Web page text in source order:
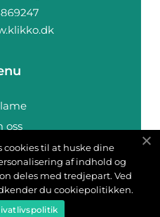
oss
Oss
cookies til at huske dine
af indhold og
deles med tredjepart. Ved
du cookiepolitikken.